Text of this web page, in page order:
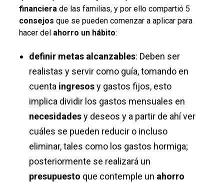
financiera de las familias, y por ello compartió 5
consejos que se pueden comenzar a aplicar para
hacer del ahorro un hábito:
definir metas alcanzables: Deben ser
realistas y servir como guía, tomando en
cuenta ingresosy gastos fijos, esto
implica dividir los gastos mensuales en
necesidadesy deseos y a partir de ahí ver
cuáles se pueden reducir o incluso
eliminar, tales como los gastos hormiga;
posteriormente se realizará un
presupuesto que contemple un ahorro